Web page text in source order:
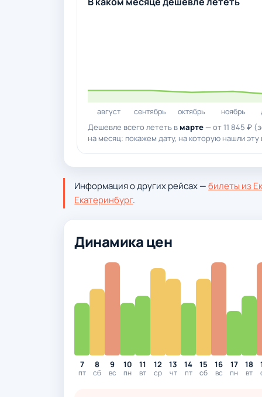
август сентябрь октябрь ноябрь
Дешевле всего лететь вмарте — от 11 845 ₽
на месяц: покажем дату, на которую нашли
Информация о других рейсах —билеты из
Екатеринбург.
Динамика цен
7
пт
8
сб
9
вс
10
пн
11
вт
12
ср
13
чт
14
пт
15
сб
16
вс
17
пн
18
вт